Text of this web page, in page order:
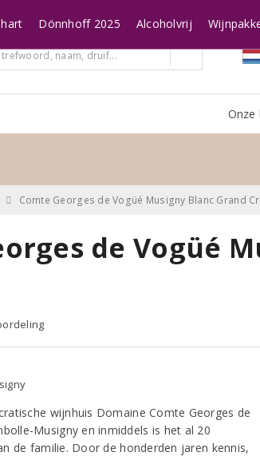
Onze
Dönnhoff 2025 Alcoholvrij
Comte Georges de Vogüé Musigny Blanc Grand
de Vogüé
wijnhuis Domaine Comte Georges de
Musigny en inmiddels is het al 20
de familie. Door de honderden jaren kennis,